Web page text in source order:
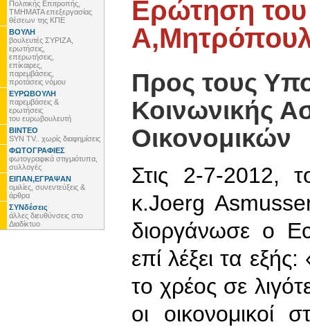
Πολιτικής Επιτροπής,
ΤΜΗΜΑΤΑ επεξεργασίας
θέσεων της ΚΠΕ
ΒΟΥΛΗ
βουλευτές ΣΥΡΙΖΑ,
ερωτήσεις,
επερωτήσεις,
επίκαιρες,
παρεμβάσεις,
προτάσεις νόμου
ΕΥΡΩΒΟΥΛΗ
παρεμβάσεις &
ερωτήσεις
του ευρωβουλευτή
ΒΙΝΤΕΟ
SYN TV.. χωρίς διαφημίσεις
ΦΩΤΟΓΡΑΦΙΕΣ
φωτογραφικά στιγμιότυπα,
συλλογές
ΕΙΠΑΝ,ΕΓΡΑΨΑΝ
ομιλίες, συνεντεύξεις &
άρθρα
ΣΥΝδέσεις
άλλες διευθύνσεις στο
Διαδίκτυο
Ερώτηση
Προς τους
Κοινωνικής
Οικονομικών
Στις 2-7-2012,
κ.Joerg
διοργάνωσε ο
επί λέξει τα
το χρέος σε
οι οικονομικοί